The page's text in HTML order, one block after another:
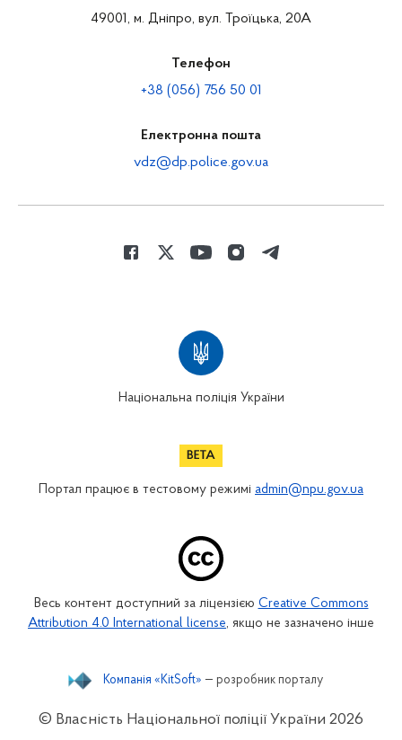
49001, м. Дніпро, вул. Троїцька, 20А
Телефон
+38 (056) 756 50 01
Електронна пошта
vdz@dp.police.gov.ua
Національна поліція України
Портал працює в тестовому режимі admin@npu.gov.ua
Весь контент доступний за ліцензією Creative Commons
Attribution 4.0 International license, якщо не зазначено інше
© Власність Національної поліції України 2026
Компанія «KitSoft» — розробник порталу